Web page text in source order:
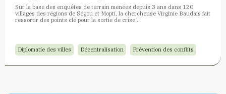
Sur la base des enquêtes de terrain menées depuis 3 ans dans 120
villages des régions de Ségou et Mopti, la chercheuse Virginie Baudais fait
ressortir des points clé pour la sortie de crise…
Diplomatie des villes Décentralisation Prévention des conflits